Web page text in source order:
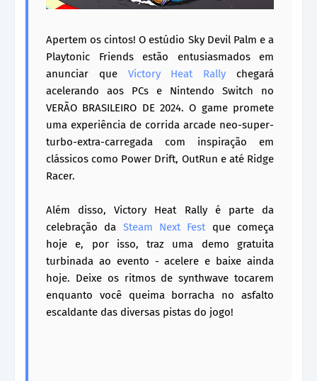
Apertem os cintos! O estúdio Sky Devil Palm e a
Playtonic Friends estão entusiasmados em
anunciar que Victory Heat Rally chegará
acelerando aos PCs e Nintendo Switch no
VERÃO BRASILEIRO DE 2024. O game promete
uma experiência de corrida arcade neo-super-
turbo-extra-carregada com inspiração em
clássicos como Power Drift, OutRun e até Ridge
Racer.
Além disso, Victory Heat Rally é parte da
celebração da Steam Next Festque começa
hoje e, por isso, traz uma demo gratuita
turbinada ao evento - acelere e baixe ainda
hoje. Deixe os ritmos de synthwave tocarem
enquanto você queima borracha no asfalto
escaldante das diversas pistas do jogo!